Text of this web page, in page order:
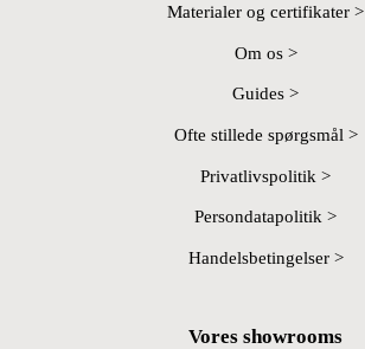
Materialer og certifikater >
Om os >
Guides >
Ofte stillede spørgsmål >
Privatlivspolitik >
Persondatapolitik >
Handelsbetingelser >
Vores showrooms